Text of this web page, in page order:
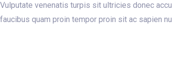
Vulputate venenatis turpis sit ultricies donec
faucibus quam proin tempor proin sit ac sapien